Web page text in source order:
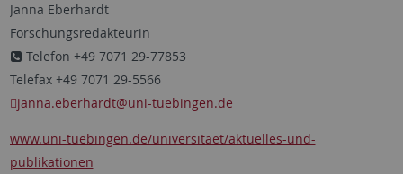
Janna Eberhardt
Forschungsredakteurin
Telefon +49 7071 29-77853
Telefax +49 7071 29-5566
janna.eberhardt@uni-tuebingen.de
www.uni-tuebingen.de/universitaet/aktuelles-und-
publikationen